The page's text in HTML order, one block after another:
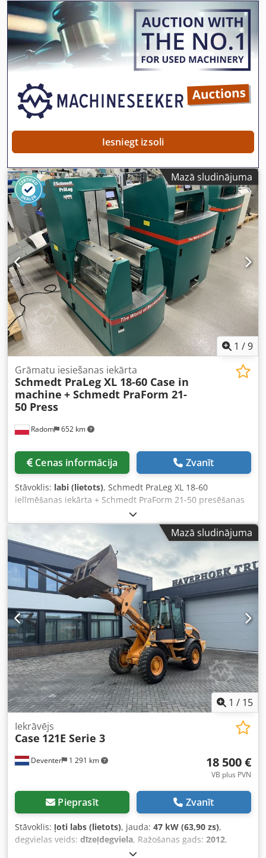
Iesniegt izsoli
Mazā sludinājuma
1 /9
Radom 652 km
Grāmatu iesiešanas iekārta
Schmedt PraLeg XL 18-60 Case in
machine + Schmedt PraForm 21-
50 Press
Cenas informācija Zvanīt
Stāvoklis: labi (lietots), Schmedt PraLeg XL 18-60
ielīmēšanas iekārta + Schmedt PraForm 21-50 presēšanas
iekārta. Ražots 2022. gadā. Schmedt PraLeg XL 18-60
grāmatu bloku ievietošanas iekārta Iekārta labā stāvoklī,
gatava darbam. Iekārta ievieto grāmatu bloku sagatavotā
cietajā vākā. Aprīkota ar divām līmjierīcēm un gludas līmes
biezuma regulēšanas iespēju. Formāts: Bloka augstums: 80
– 450 mm Bloka platums: 110 – 450 mm Bloka biezums: 2 –
80 mm Ražīgums: apm. 200 – 300 gab./h Codpfx
Akozdazbsrorf Jauda: 230V Svars: 300 kg Ražots Vācijā.
Schmedt PraForm 21-50 presēšanas iekārta Grāmatu prese
ar rievu griezēju. Ražots Schmedt, Vācijā. Iekārta ļoti labā
tehniskā stāvoklī, gatava darbam ražošanā. Tehniskie
parametri: Maks. formāts: 420 x 520 x 100 mm Svars: 220
kg Jauda: 230V + saspiests gaiss. Cena norādīta par abām
iekārtām kopā.
Mazā sludinājuma
1 / 15
Deventer 1 291 km
Iekrāvējs
Case 121E Serie 3
18 500 €
VB plus PVN
Pieprasīt Zvanīt
Stāvoklis: ļoti labs (lietots), jauda: 47 kW (63,90 zs),
degvielas veids: dīzeļdegviela, Ražošanas gads: 2012,